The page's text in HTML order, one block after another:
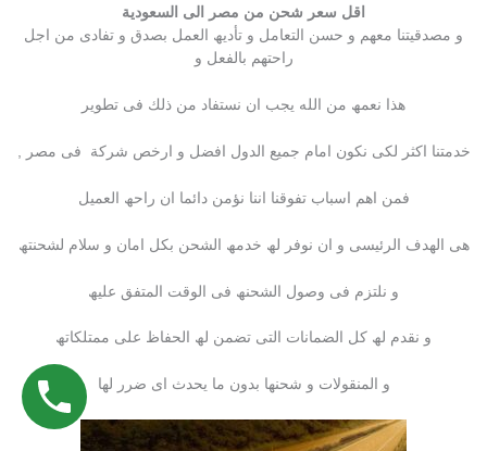
اقل سعر شحن من مصر الى السعودية
و مصدقیتنا معھم و حسن التعامل و تأدیھ العمل بصدق و تفادى من اجل
راحتھم بالفعل و
ھذا نعمھ من الله یجب ان نستفاد من ذلك فى تطویر
خدمتنا اكثر لكى نكون امام جمیع الدول افضل و ارخص شركة فى مصر ,
فمن اھم اسباب تفوقنا اننا نؤمن دائما ان راحھ العمیل
ھى الھدف الرئیسى و ان نوفر لھ خدمھ الشحن بكل امان و سلام لشحنتھ
و نلتزم فى وصول الشحنھ فى الوقت المتفق علیھ
و نقدم لھ كل الضمانات التى تضمن لھ الحفاظ على ممتلكاتھ
و المنقولات و شحنھا بدون ما یحدث اى ضرر لھا